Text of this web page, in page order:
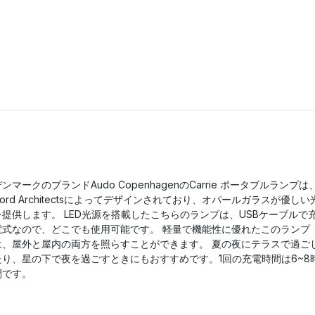
ンマークのブランドAudo CopenhagenのCarrie ポータブルランプは、
Architectsによってデザインされており、オパールガラスが優しい
提供します。 LED光源を搭載したこちらのランプは、USBケーブルで
式なので、どこでも使用可能です。 軽量で機能性に優れたこのランプ
、屋外と屋内の両方を照らすことができます。 夏の夜にテラスで過ご
り、星の下で夜を過ごすときにもおすすめです。1回の充電時間は6~8
す。